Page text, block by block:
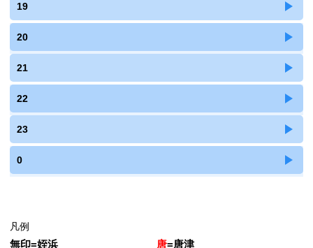
19
20
21
22
23
0
凡例
無印=姪浜 唐=唐津